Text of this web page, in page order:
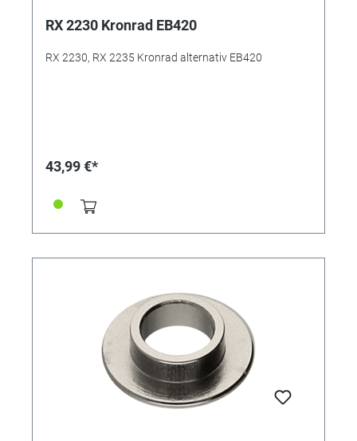
RX 2230 Kronrad EB420
RX 2230, RX 2235 Kronrad alternativ EB420
43,99 €*